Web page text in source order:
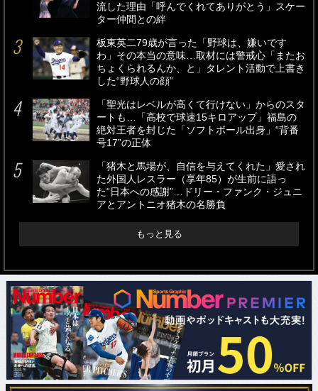
流した理由「呼んでくれてありがとう」スケー
ター仲間との絆
板東英二79歳が言った「野球は、嫌いです
わ」その本当の意味…取材には警戒心「またお
ちょくられるんか、と」タレント活動で上書き
した“野球人の顔”
「聖光はレベルが高くて行けない」からのスタ
ートも…「高校で球速15キロアップ」福島の
絶対王者を封じた「ソフトボール出身」“背番
号17”の正体
「猪木と馬場が、自信を与えてくれた」愛され
た外国人レスラー（享年85）が生前に語っ
た“日本への感謝”…ドリー・ファンク・ジュニ
アとアントニオ猪木の名勝負
もっと見る